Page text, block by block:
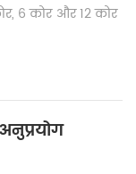
6 कोर और 12 कोर